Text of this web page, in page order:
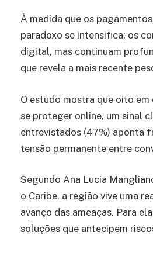
À medida que os
paradoxo se intensifica: os
digital, mas continuam
que revela a mais recente
O estudo mostra que oito
se proteger online, um sinal
entrevistados (47%) aponta
tensão permanente entre
Segundo Ana Lucia
o Caribe, a região vive uma
avanço das ameaças. Para
soluções que antecipem